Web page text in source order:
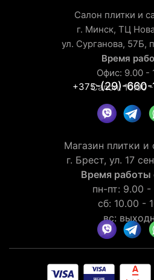
Салон плитки и
г. Минск, ТЦ
ул. Сурганова, 57Б,
Время
Офис: 9.00 -
Салон: 10.00
+375-(29)-660-
Магазин плитки и
г. Брест, ул. 17
Время работы
пн-пт: 9.00 -
сб: 10.00 -
вс: